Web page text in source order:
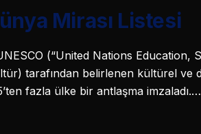
Mirası Listesi
(“United Nations
tarafından belirlenen kültürel ve
fazla ülke bir antlaşma imzaladı.…